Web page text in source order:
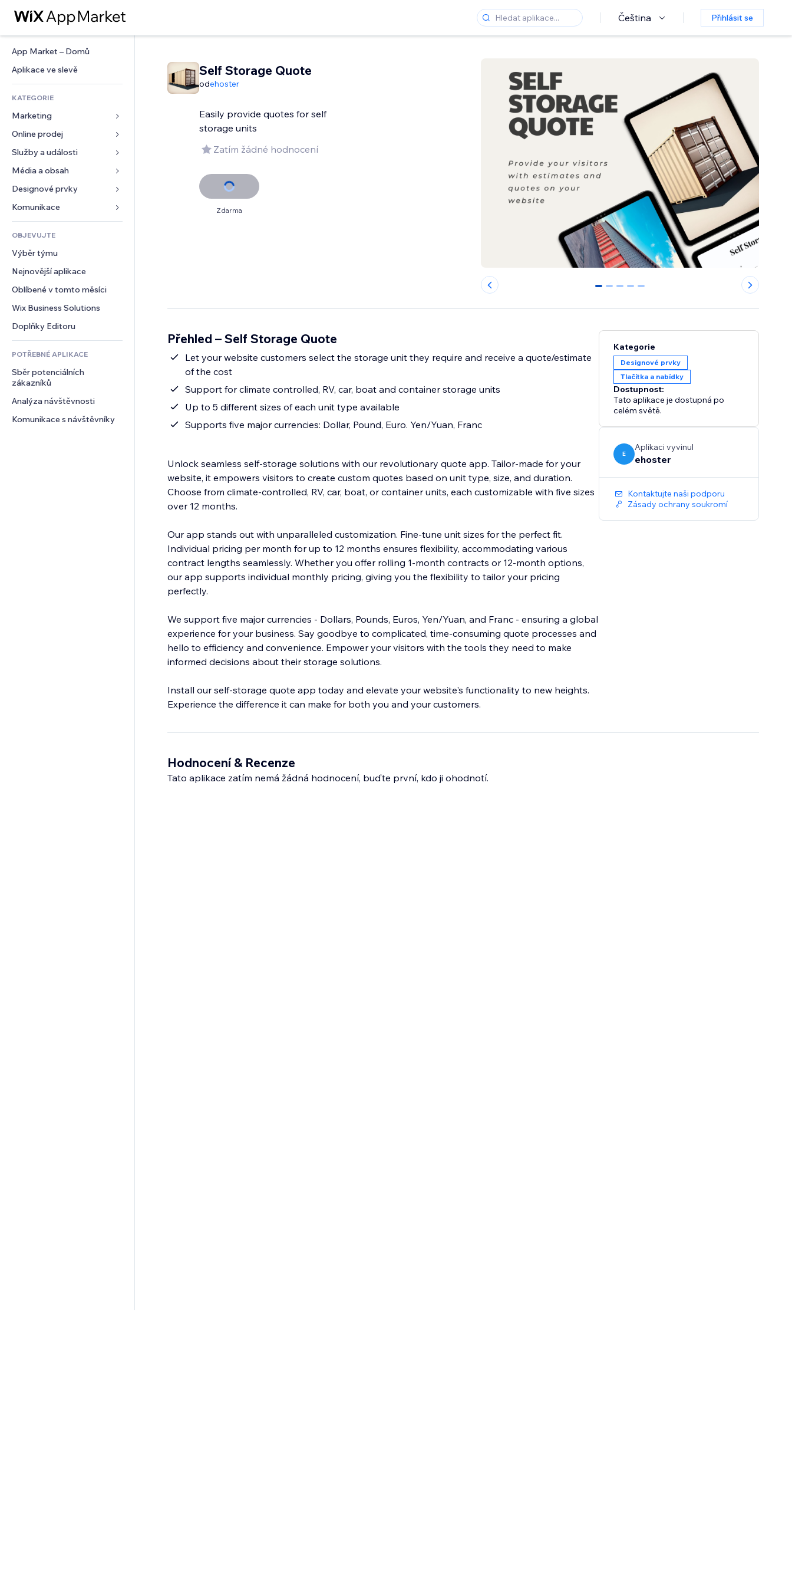
Čeština Přihlásit se
App Market – Domů
Aplikace ve slevě
KATEGORIE
Marketing
Reklamy
Mobilní zařízení
Analytika
Výpisy webu
E‑mail
Online prodej
Aplikace pro obchody
Doprava a doručení
Tlačítka pro prodej
Účetnictví
Kupóny a věrnostní programy
Skladování
Jídlo a nápoje
Služby a události
Ubytování
Události
Restaurace
Nemovitosti
Rezervace
Média a obsah
Galerie
Hudba
Podcasty
Fotografie
Video
PDF
Sdílení souborů
Novinky
Designové prvky
Mapy a navigace
Soukromí a bezpečnost
Hodiny
Šablony stránek
Efekty pro obrázky
Tlačítka a nabídky
Bannery a odznaky
Kalkulačky
Vyhledávání
Počasí
Tabulky a grafy
Formuláře
Ankety
Chat
Komentáře
Telefon
Komunita
Reference a recenze
CRM
OBJEVUJTE
Výběr týmu
Nejnovější aplikace
Oblíbené v tomto měsíci
Wix Business Solutions
Doplňky Editoru
POTŘEBNÉ APLIKACE
Sběr potenciálních
zákazníků
Analýza návštěvnosti
Komunikace s návštěvníky
Self Storage Quote
odehoster
Easily provide quotes for self
storage units
Zatím žádné hodnocení
Zdarma
0 1 2 3 4
Přehled – Self Storage Quote
Let your website customers select the storage unit they require and receive a quote/estimate
of the cost
Support for climate controlled, RV, car, boat and container storage units
Up to 5 different sizes of each unit type available
Supports five major currencies: Dollar, Pound, Euro. Yen/Yuan, Franc
Unlock seamless self-storage solutions with our revolutionary quote app. Tailor-made for your
website, it empowers visitors to create custom quotes based on unit type, size, and duration.
Choose from climate-controlled, RV, car, boat, or container units, each customizable with five sizes
over 12 months.
Our app stands out with unparalleled customization. Fine-tune unit sizes for the perfect fit.
Individual pricing per month for up to 12 months ensures flexibility, accommodating various
contract lengths seamlessly. Whether you offer rolling 1-month contracts or 12-month options,
our app supports individual monthly pricing, giving you the flexibility to tailor your pricing
perfectly.
We support five major currencies - Dollars, Pounds, Euros, Yen/Yuan, and Franc - ensuring a global
experience for your business. Say goodbye to complicated, time-consuming quote processes and
hello to efficiency and convenience. Empower your visitors with the tools they need to make
informed decisions about their storage solutions.
Install our self-storage quote app today and elevate your website's functionality to new heights.
Experience the difference it can make for both you and your customers.
Kategorie
Designové prvky
Tlačítka a nabídky
Dostupnost:
Tato aplikace je dostupná po
celém světě.
E
Aplikaci vyvinul
ehoster
Kontaktujte naši podporu
Zásady ochrany soukromí
Hodnocení & Recenze
Tato aplikace zatím nemá žádná hodnocení, buďte první, kdo ji ohodnotí.